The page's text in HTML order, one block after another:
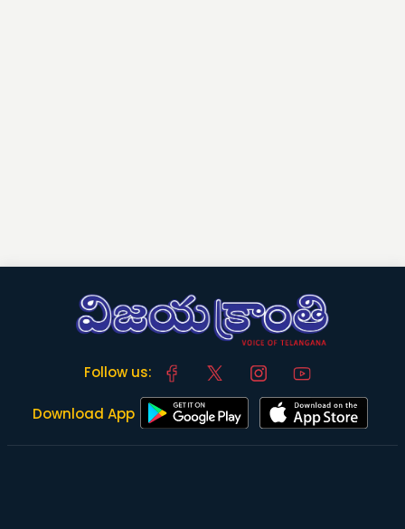
Follow us:
Download App